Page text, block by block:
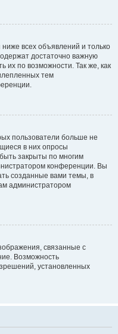
всех объявлений и только
достаточно важную
по возможности. Так же, как
тем
пользователи больше не
в них опросы
закрыты по многим
конференции. Вы
созданные вами темы, в
администратором
связанные с
Возможность
установленных